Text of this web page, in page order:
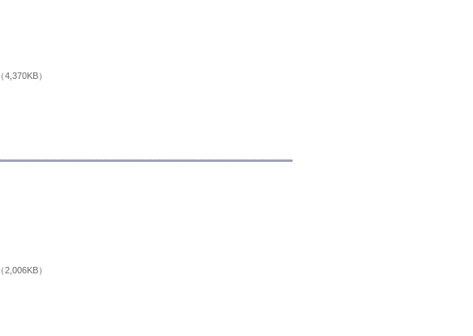
（4,370KB）
（2,006KB）